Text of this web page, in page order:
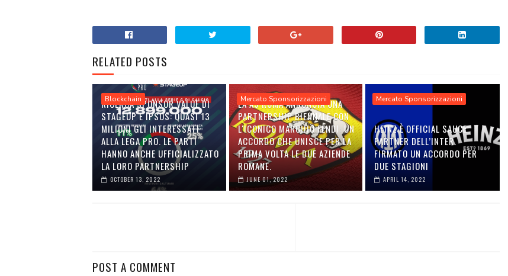
RELATED POSTS
Blockchain
RICERCA SPONSOR VALUE DI
STAGEUP E IPSOS: QUASI 13
MILIONI GLI INTERESSATI
ALLA LEGA PRO. LE PARTI
HANNO ANCHE UFFICIALIZZATO
LA LORO PARTNERSHIP
OCTOBER 13, 2022
Mercato Sponsorizzazioni
LA AS ROMA ANNUNCIA UNA
PARTNERSHIP BIENNALE CON
L'ICONICO MARCHIO FENDI: UN
ACCORDO CHE UNISCE PER LA
PRIMA VOLTA LE DUE AZIENDE
ROMANE.
JUNE 01, 2022
Mercato Sponsorizzazioni
HEINZ È OFFICIAL SAUCE
PARTNER DELL’INTER.
FIRMATO UN ACCORDO PER
DUE STAGIONI
APRIL 14, 2022
POST A COMMENT